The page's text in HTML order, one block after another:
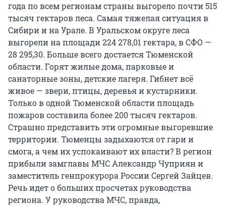
года по всем регионам страны выгорело почти 515
тысяч гектаров леса. Самая тяжелая ситуация в
Сибири и на Урале. В Уральском округе леса
выгорели на площади 224 278,01 гектара, в СФО —
28 295,30. Больше всего достается Тюменской
области. Горят жилые дома, парковые и
санаторные зоны, детские лагеря. Гибнет всё
живое — звери, птицы, деревья и кустарники.
Только в одной Тюменской области площадь
пожаров составила более 200 тысяч гектаров.
Страшно представить эти огромные выгоревшие
территории. Тюменцы задыхаются от гари и
смога, а чем их успокаивают их власти? В регион
прибыли замглавы МЧС Александр Чуприян и
заместитель генпрокурора России Сергей Зайцев.
Речь идет о больших просчетах руководства
региона. У руководства МЧС, правда,